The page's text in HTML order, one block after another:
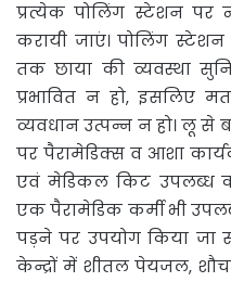
प्रत्येक पोलिंग स्टेशन पर
करायी जाएं। पोलिंग
तक छाया की व्यवस्था
प्रभावित न हो, इसलिए
व्यवधान उत्पन्न न हो। लू
पर पैरामेडिक्स व आशा
एवं मेडिकल किट उपलब्ध
एक पैरामेडिक कर्मी भी
पड़ने पर उपयोग किया
केन्द्रों में शीतल पेयजल,